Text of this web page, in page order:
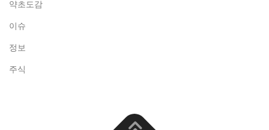
약초도감
이슈
정보
주식